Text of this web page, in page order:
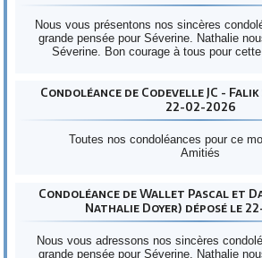
Nous vous présentons nos sincères
grande pensée pour Séverine. Nathalie
Séverine. Bon courage à tous pour cette
Condoléance de Codevelle JC - Falik
22-02-2026
Toutes nos condoléances pour ce
Amitiés
Condoléance de Wallet Pascal et
Nathalie Doyer) déposé le
Nous vous adressons nos sincères
grande pensée pour Séverine. Nathalie